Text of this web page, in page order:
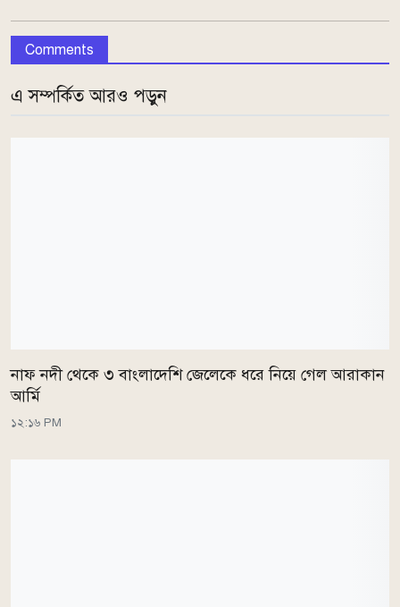
Comments
এ সম্পর্কিত আরও পড়ুন
নাফ নদী থেকে ৩ বাংলাদেশি জেলেকে ধরে নিয়ে গেল আরাকান
আর্মি
১২:১৬ PM